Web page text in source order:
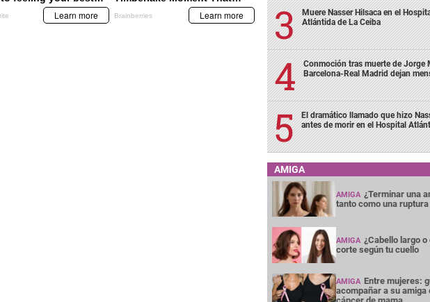
Muere Nasser Hilsaca en el
Atlántida de La Ceiba
Conmoción tras muerte de Jorge
Barcelona-Real Madrid dejan
El dramático llamado que hizo
antes de morir en el Hospital
AMIGA
AMIGA ¿Terminar una
tanto como una
AMIGA ¿Cabello largo
corte según tu cuello
AMIGA Entre mujeres:
acompañar a su amiga